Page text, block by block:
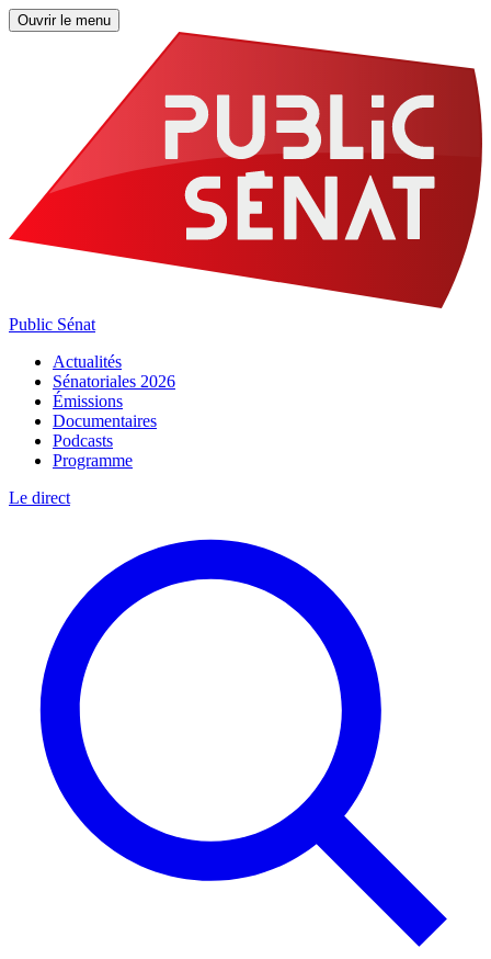
Ouvrir le menu
Public Sénat
Actualités
Sénatoriales 2026
Émissions
Documentaires
Podcasts
Programme
Le direct